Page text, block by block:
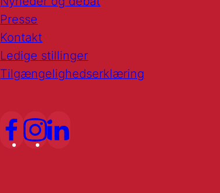
Presse
Kontakt
Ledige stillinger
Tilgængelighedserklæring